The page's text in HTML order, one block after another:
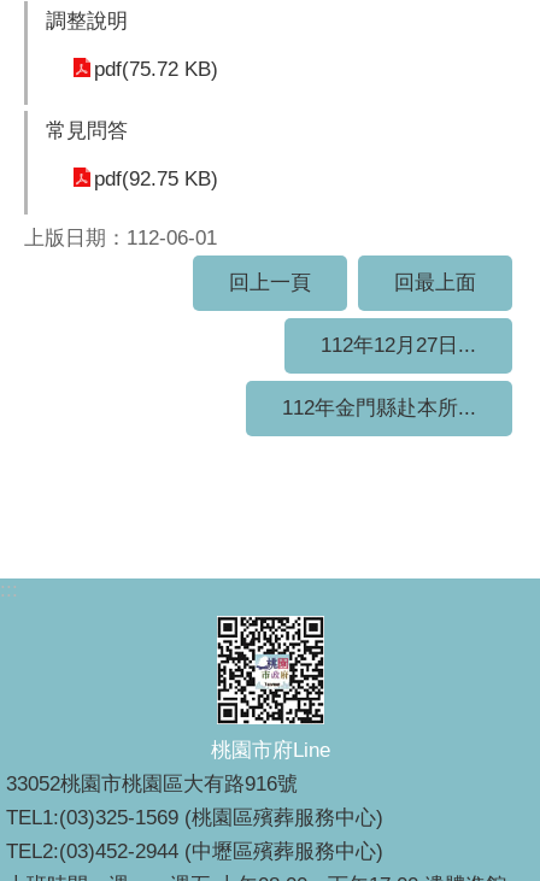
調整說明
pdf(75.72 KB)
常見問答
pdf(92.75 KB)
上版日期：112-06-01
回上一頁
回最上面
112年12月27日...
112年金門縣赴本所...
:::
桃園市府Line
33052桃園市桃園區大有路916號
TEL1:(03)325-1569 (桃園區殯葬服務中心)
TEL2:(03)452-2944 (中壢區殯葬服務中心)